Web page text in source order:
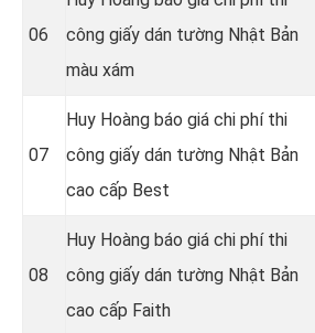
06
công giấy dán tường Nhật Bản
màu xám
07
Huy Hoàng báo giá chi phí thi
công giấy dán tường Nhật Bản
cao cấp Best
08
Huy Hoàng báo giá chi phí thi
công giấy dán tường Nhật Bản
cao cấp Faith